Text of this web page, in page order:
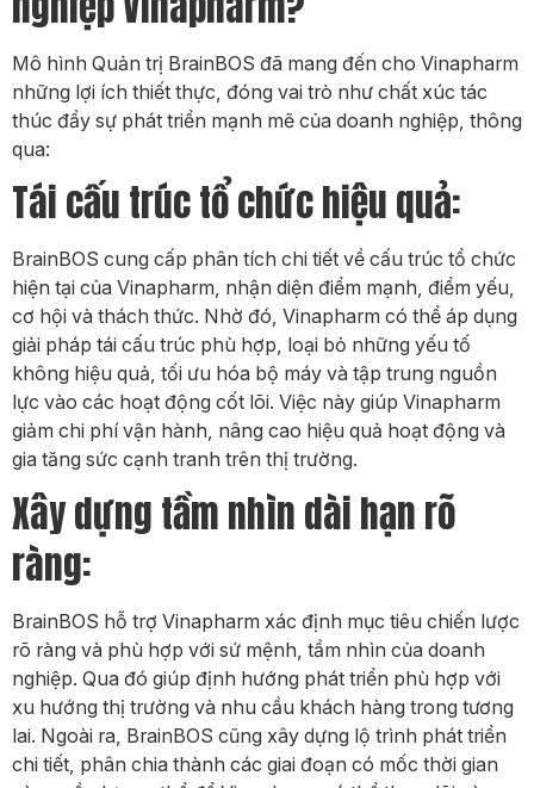
Mô hình Quản trị BrainBOS đã mang đến cho Vinapharm
những lợi ích thiết thực, đóng vai trò như chất xúc tác
thúc đẩy sự phát triển mạnh mẽ của doanh nghiệp, thông
qua:
Tái cấu trúc tổ chức hiệu quả:
BrainBOS cung cấp phân tích chi tiết về cấu trúc tổ chức
hiện tại của Vinapharm, nhận diện điểm mạnh, điểm yếu,
cơ hội và thách thức. Nhờ đó, Vinapharm có thể áp dụng
giải pháp tái cấu trúc phù hợp, loại bỏ những yếu tố
không hiệu quả, tối ưu hóa bộ máy và tập trung nguồn
lực vào các hoạt động cốt lõi. Việc này giúp Vinapharm
giảm chi phí vận hành, nâng cao hiệu quả hoạt động và
gia tăng sức cạnh tranh trên thị trường.
Xây dựng tầm nhìn dài hạn rõ
ràng:
BrainBOS hỗ trợ Vinapharm xác định mục tiêu chiến lược
rõ ràng và phù hợp với sứ mệnh, tầm nhìn của doanh
nghiệp. Qua đó giúp định hướng phát triển phù hợp với
xu hướng thị trường và nhu cầu khách hàng trong tương
lai. Ngoài ra, BrainBOS cũng xây dựng lộ trình phát triển
chi tiết, phân chia thành các giai đoạn có mốc thời gian